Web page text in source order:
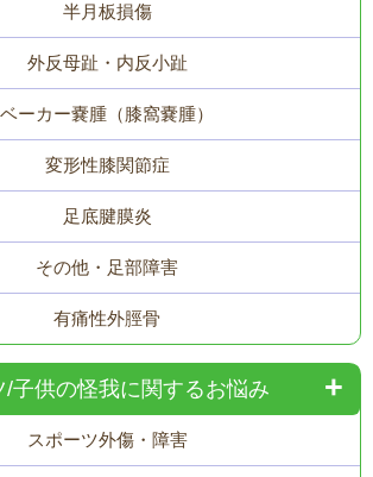
半月板損傷
外反母趾・内反小趾
ベーカー嚢腫（膝窩嚢腫）
変形性膝関節症
足底腱膜炎
その他・足部障害
有痛性外脛骨
/子供の怪我に関するお悩み
スポーツ外傷・障害